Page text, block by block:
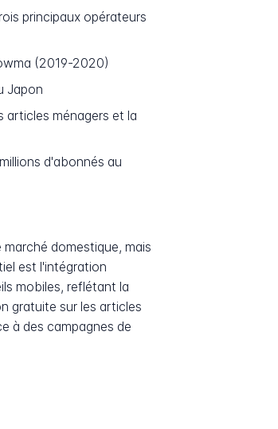
principaux opérateurs
(2019-2020)
Japon
articles ménagers et la
d'abonnés au
domestique, mais
est l'intégration
mobiles, reflétant la
gratuite sur les articles
à des campagnes de